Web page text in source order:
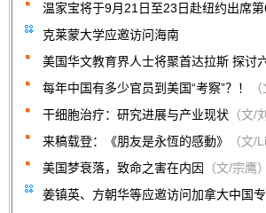
温家宝将于9月21日至23日赴纽约出席
克莱蒙大学应邀访问海南
美国华文教育界人士将聚首达拉斯 探讨
每年中国有多少官员到美国“考察”？！
干细胞治疗：研究进展与产业现状 （文/
来稿载登：《朋友是永恆的感動》
（文/
美国梦衰落，致命之害在内因
（文/宗鹰）
姜镇英、方朝华等应邀访问加拿大中国